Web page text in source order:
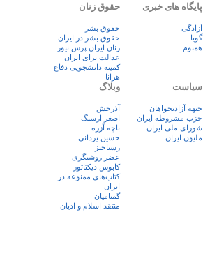
پایگاه های خبری
آزادگی
گویا
همبوم
حقوق زنان
حقوق بشر
حقوق بشر در ایران
زنان ايران پرس نيوز
عدالت برای ایران
کمیته دانشجویی دفاع
هرانا
سیاست
جبهه آزادیخواهان
حزب مشروطه ایران
شورای ملی ایران
ملیون ایران
وبلاگ
آذرخش
اصغر ارسنگ
باچه آزره
حسین یزدانی
رستاخیز
عضر روشنگری
کابوس دیکتاتور
کتاب‌های ممنوعه در
ایران
گمنامیان
منتقد اسلام و ادیان